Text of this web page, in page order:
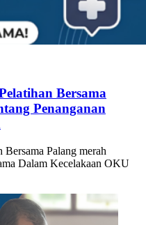
Bersama
Penanganan
Palang merah
Dalam Kecelakaan OKU